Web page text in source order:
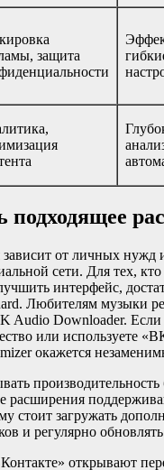
защита
подходящее
от личных нужд
сети. Для тех, кто
интерфейс,
Любителям музыки
Audio Downloader. Если
или используете
окажется
производительность
расширения
стоит загружать
и регулярно
открывают